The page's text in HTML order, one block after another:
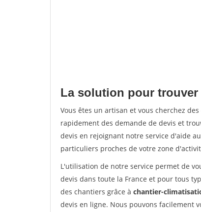
La solution pour
Vous êtes un artisan et vous cherchez
rapidement des demande de devis et
devis en rejoignant notre service d'aide
particuliers proches de votre zone
L'utilisation de notre service permet de
devis dans toute la France et pour tous
des chantiers grâce à chantier-
devis en ligne. Nous pouvons facilement